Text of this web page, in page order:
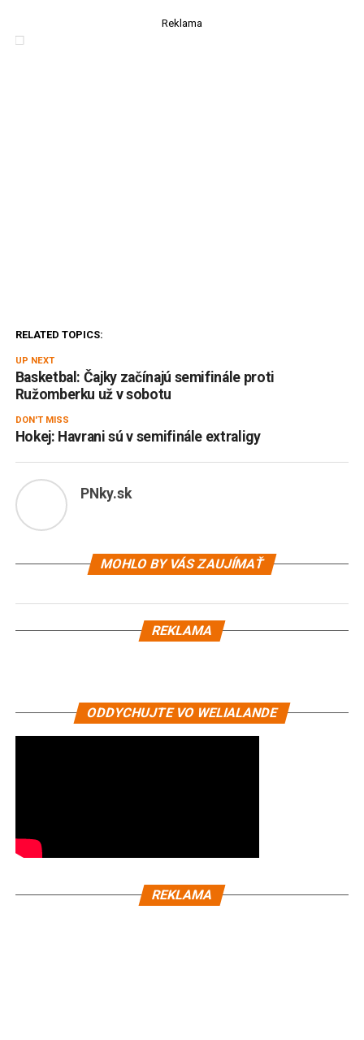
Reklama
RELATED TOPICS:
UP NEXT
Basketbal: Čajky začínajú semifinále proti
Ružomberku už v sobotu
DON'T MISS
Hokej: Havrani sú v semifinále extraligy
PNky.sk
MOHLO BY VÁS ZAUJÍMAŤ
REKLAMA
ODDYCHUJTE VO WELIALANDE
REKLAMA